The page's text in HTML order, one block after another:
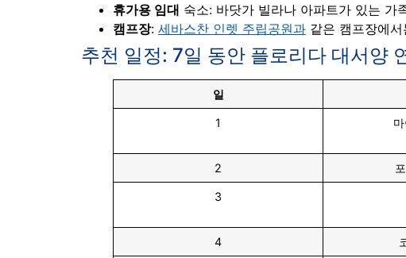
휴가용 임대 숙소: 바닷가 빌라나 아파트가 있는 가
캠프장: 세바스찬 인렛 주립공원과 같은 캠프장에
추천 일정: 7일 동안 플로리다 대서양
일
1
2
3
4